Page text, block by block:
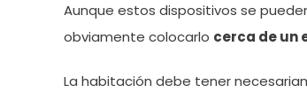
Aunque estos dispositivos se
obviamente colocarlo cerca de un
La habitación debe tener